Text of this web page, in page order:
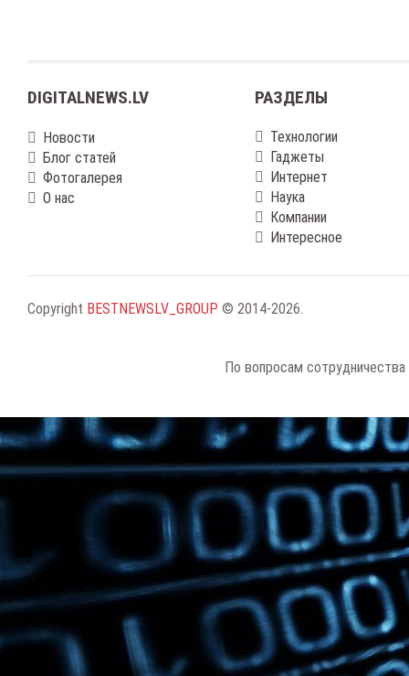
DIGITALNEWS.LV
Новости
Блог статей
Фотогалерея
О нас
РАЗДЕЛЫ
Технологии
Гаджеты
Интернет
Наука
Компании
Интересное
Copyright BESTNEWSLV_GROUP © 2014-2026.
По вопросам